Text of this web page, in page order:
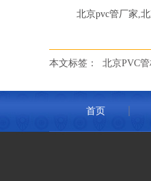
北京pvc管厂家,
本文标签： 北京PVC
首页